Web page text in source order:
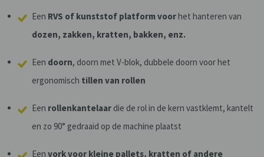
Een RVS of kunststof platformvoorhet hanteren van
dozen, zakken, kratten, bakken, enz.
Een doorn, doorn met V-blok, dubbele doorn voor het
ergonomisch tillen van rollen
Een rollenkantelaar die de rol in de kern vastklemt, kantelt
en zo 90° gedraaid op de machine plaatst
Een vork voor kleine pallets, kratten of andere